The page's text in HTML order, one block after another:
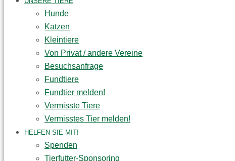
Hunde
Katzen
Kleintiere
Von Privat / andere Vereine
Besuchsanfrage
Fundtiere
Fundtier melden!
Vermisste Tiere
Vermisstes Tier melden!
HELFEN SIE MIT!
Spenden
Tierfutter-Sponsoring